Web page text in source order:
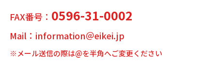
FAX番号： 0596-31-0002
Mail：information＠eikei.jp
※メール送信の際は@を半角へご変更ください